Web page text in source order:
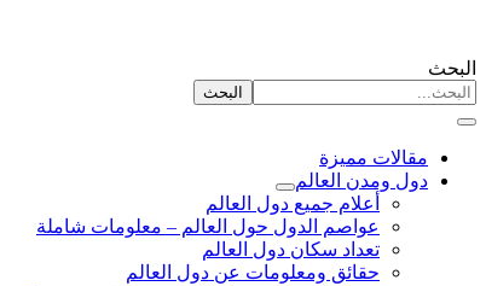
البحث
البحث
مقالات مميزة
دول ومدن العالم
أعلام جميع دول العالم
عواصم الدول حول العالم – معلومات شاملة
تعداد سكان دول العالم
حقائق ومعلومات عن دول العالم